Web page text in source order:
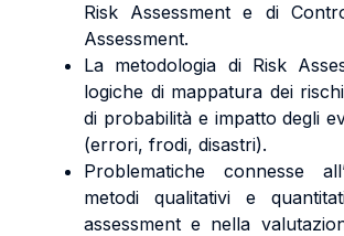
Risk Assessment e di
Assessment.
La metodologia di Risk
logiche di mappatura dei
di probabilità e impatto degli
(errori, frodi, disastri).
Problematiche connesse
metodi qualitativi e
assessment e nella